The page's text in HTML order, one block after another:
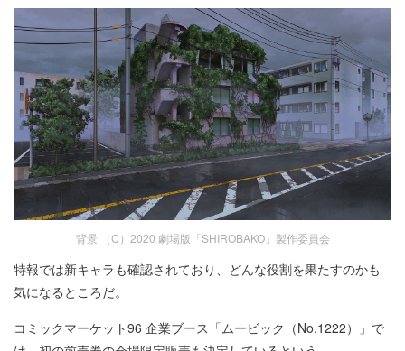
背景 （C）2020 劇場版「SHIROBAKO」製作委員会
特報では新キャラも確認されており、どんな役割を果たすのかも
気になるところだ。
コミックマーケット96 企業ブース「ムービック（No.1222）」で